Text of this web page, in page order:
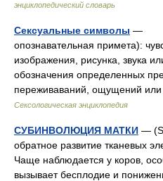
энциклопедический словарь
Сексуальные символы —
опознавательная примета):
изображения, рисунка, звука
обозначения определенных
переживаваний, ощущений
Сексологическая энциклопедия
СУБИНВОЛЮЦИЯ МАТКИ —
обратное развитие тканевых
Чаще наблюдается у коров,
вызывает бесплодие и